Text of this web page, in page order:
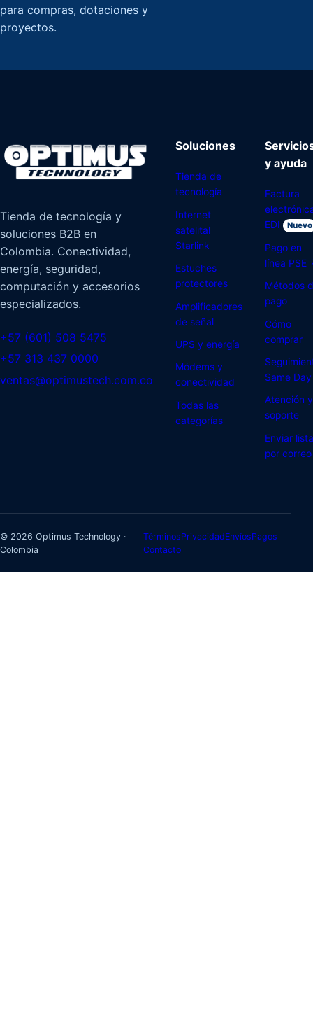
para compras, dotaciones y
proyectos.
Tienda de tecnología y
soluciones B2B en
Colombia. Conectividad,
energía, seguridad,
computación y accesorios
especializados.
+57 (601) 508 5475
+57 313 437 0000
ventas@optimustech.com.co
Soluciones
Tienda de
tecnología
Internet
satelital
Starlink
Estuches
protectores
Amplificadores
de señal
UPS y energía
Módems y
conectividad
Todas las
categorías
y ayuda
Factura
EDI
Nuevo
Pago en
línea PSE
Métodos
pago
Cómo
comprar
Same Day
Atención y
soporte
Enviar lista
por correo
© 2026 Optimus Technology ·
Colombia
TérminosPrivacidadEnvíosPagos
Contacto